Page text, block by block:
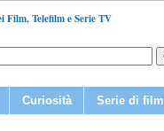
Film, Telefilm e Serie TV
Curiosità Serie di film